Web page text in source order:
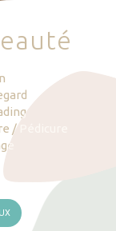
eauté
/ Pédicure